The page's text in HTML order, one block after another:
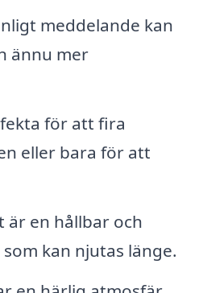
meddelande kan
ännu mer
för att fira
eller bara för att
är en hållbar och
kan njutas länge.